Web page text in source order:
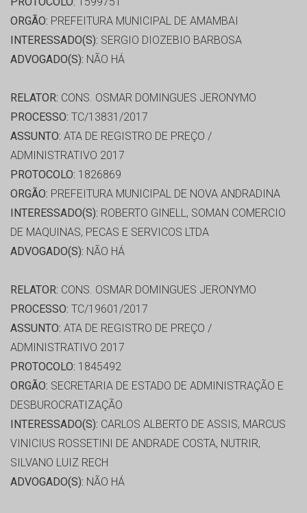
ORGÃO: PREFEITURA MUNICIPAL DE AMAMBAI
INTERESSADO(S): SERGIO DIOZEBIO BARBOSA
ADVOGADO(S): NÃO HÁ
RELATOR: CONS. OSMAR DOMINGUES JERONYMO
PROCESSO: TC/13831/2017
ASSUNTO: ATA DE REGISTRO DE PREÇO /
ADMINISTRATIVO 2017
PROTOCOLO: 1826869
ORGÃO: PREFEITURA MUNICIPAL DE NOVA ANDRADINA
INTERESSADO(S): ROBERTO GINELL, SOMAN COMERCIO
DE MAQUINAS, PECAS E SERVICOS LTDA
ADVOGADO(S): NÃO HÁ
RELATOR: CONS. OSMAR DOMINGUES JERONYMO
PROCESSO: TC/19601/2017
ASSUNTO: ATA DE REGISTRO DE PREÇO /
ADMINISTRATIVO 2017
PROTOCOLO: 1845492
ORGÃO: SECRETARIA DE ESTADO DE ADMINISTRAÇÃO E
DESBUROCRATIZAÇÃO
INTERESSADO(S): CARLOS ALBERTO DE ASSIS, MARCUS
VINICIUS ROSSETINI DE ANDRADE COSTA, NUTRIR,
SILVANO LUIZ RECH
ADVOGADO(S): NÃO HÁ